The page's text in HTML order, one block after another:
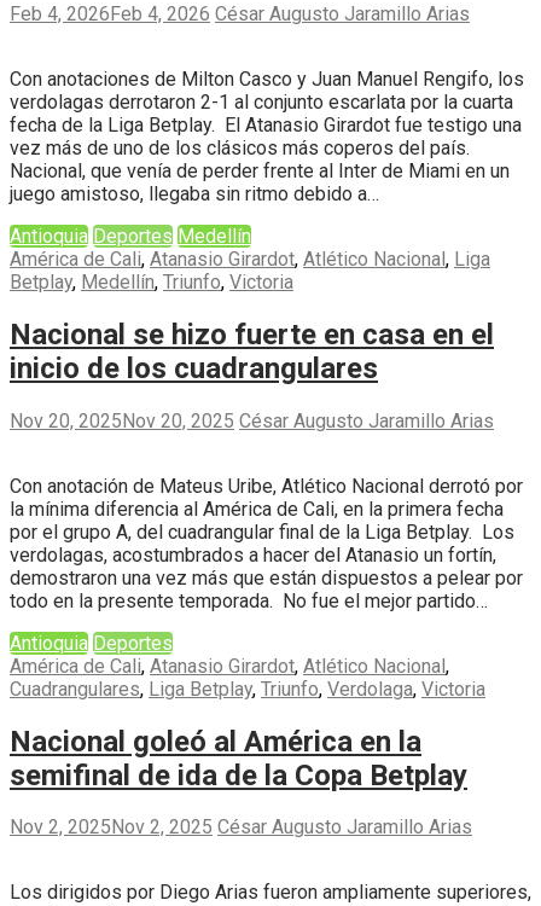
Feb 4, 2026Feb 4, 2026 César Augusto Jaramillo Arias
Con anotaciones de Milton Casco y Juan Manuel Rengifo, los
verdolagas derrotaron 2-1 al conjunto escarlata por la cuarta
fecha de la Liga Betplay. El Atanasio Girardot fue testigo una
vez más de uno de los clásicos más coperos del país.
Nacional, que venía de perder frente al Inter de Miami en un
juego amistoso, llegaba sin ritmo debido a…
Antioquia Deportes Medellín
América de Cali, Atanasio Girardot, Atlético Nacional, Liga
Betplay, Medellín, Triunfo, Victoria
Nacional se hizo fuerte en casa en el
inicio de los cuadrangulares
Nov 20, 2025Nov 20, 2025 César Augusto Jaramillo Arias
Con anotación de Mateus Uribe, Atlético Nacional derrotó por
la mínima diferencia al América de Cali, en la primera fecha
por el grupo A, del cuadrangular final de la Liga Betplay. Los
verdolagas, acostumbrados a hacer del Atanasio un fortín,
demostraron una vez más que están dispuestos a pelear por
todo en la presente temporada. No fue el mejor partido…
Antioquia Deportes
América de Cali, Atanasio Girardot, Atlético Nacional,
Cuadrangulares, Liga Betplay, Triunfo, Verdolaga, Victoria
Nacional goleó al América en la
semifinal de ida de la Copa Betplay
Nov 2, 2025 Nov 2, 2025 César Augusto Jaramillo Arias
Los dirigidos por Diego Arias fueron ampliamente superiores,